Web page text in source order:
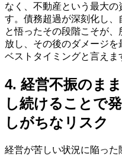
なく、不動産という最大
す。債務超過が深刻化し
と悟ったその段階こそが
放し、その後のダメージ
ベストタイミングと言えま
4. 経営不振のま
し続けることで
しがちなリスク
経営が苦しい状況に陥っ